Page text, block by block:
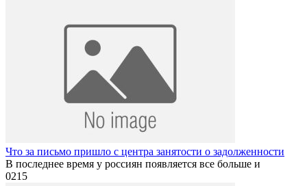
Что за письмо пришло с центра занятости о задолженности
В последнее время у россиян появляется все больше и
0215